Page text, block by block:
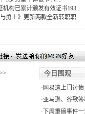
机构已累计颁发有效证书193...
勇士》更新两款全新转职职...
今日围观
· 网易遭上门讨
·亚马逊、谷歌
· 下周重磅事件